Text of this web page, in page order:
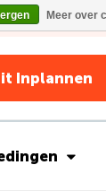
Inplannen
Meer over